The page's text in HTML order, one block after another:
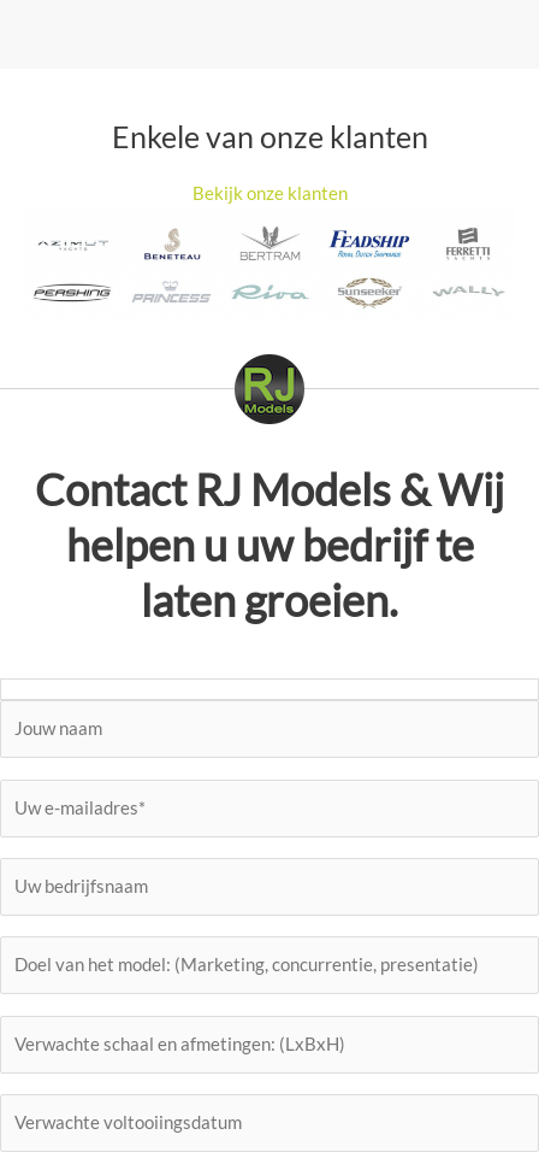
Enkele van onze klanten
Bekijk onze klanten
Contact RJ Models& Wij
helpen u uw bedrijf te
laten groeien.